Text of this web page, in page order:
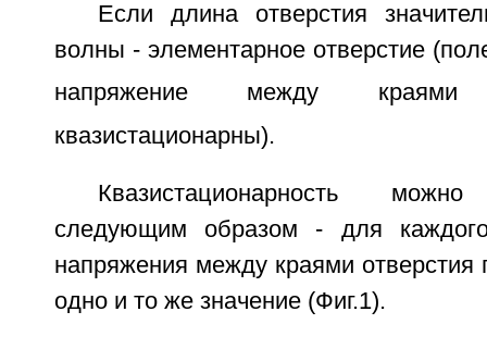
Если длина отверстия
волны - элементарное отверстие
напряжение между
квазистационарны).
Квазистационарность можно
следующим образом - для
напряжения между краями отверстия
одно и то же значение (Фиг.1).